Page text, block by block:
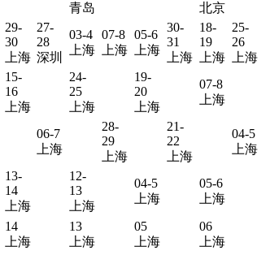
青岛
北京
29-
30
上海
27-
28
深圳
03-4
上海
07-8
上海
05-6
上海
30-
31
上海
18-
19
上海
25-
26
上海
15-
16
上海
24-
25
上海
19-
20
上海
07-8
上海
06-7
上海
28-
29
上海
21-
22
上海
04-5
上海
13-
14
上海
12-
13
上海
04-5
上海
05-6
上海
14
上海
13
上海
05
上海
06
上海